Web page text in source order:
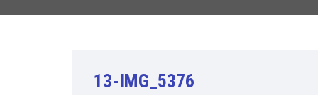
13-IMG_5376